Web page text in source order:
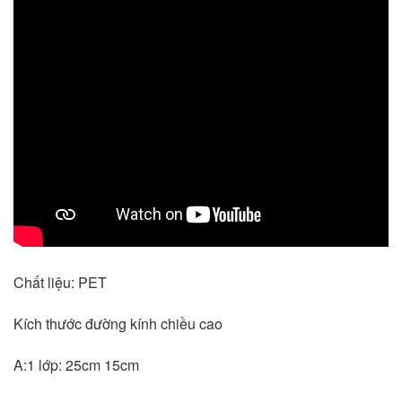
Chất liệu: PET
Kích thước đường kính chiều cao
A:1 lớp: 25cm 15cm